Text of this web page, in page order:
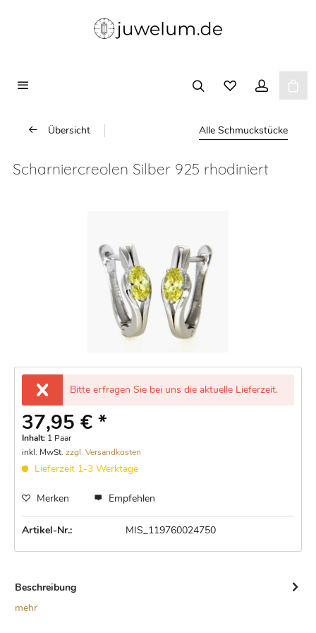
Übersicht Alle Schmuckstücke
Scharniercreolen Silber 925 rhodiniert
Bitte erfragen Sie bei uns die aktuelle Lieferzeit.
37,95 € *
Inhalt: 1 Paar
inkl. MwSt. zzgl. Versandkosten
Lieferzeit 1-3 Werktage
Merken Empfehlen
Artikel-Nr.: MIS_119760024750
Beschreibung
mehr